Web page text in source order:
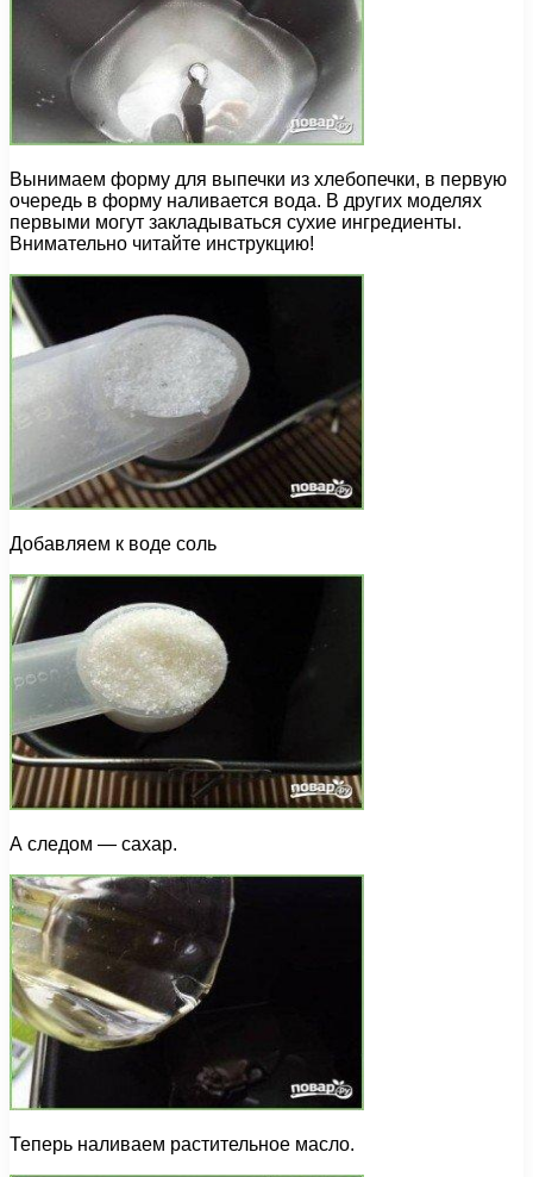
Вынимаем форму для выпечки из хлебопечки, в первую
очередь в форму наливается вода. В других моделях
первыми могут закладываться сухие ингредиенты.
Внимательно читайте инструкцию!
Добавляем к воде соль
А следом — сахар.
Теперь наливаем растительное масло.